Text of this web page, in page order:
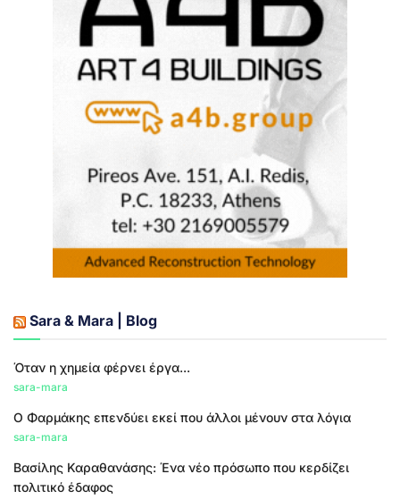
Sara & Mara | Blog
Όταν η χημεία φέρνει έργα...
sara-mara
Ο Φαρμάκης επενδύει εκεί που άλλοι μένουν στα λόγια
sara-mara
Βασίλης Καραθανάσης: Ένα νέο πρόσωπο που κερδίζει
πολιτικό έδαφος